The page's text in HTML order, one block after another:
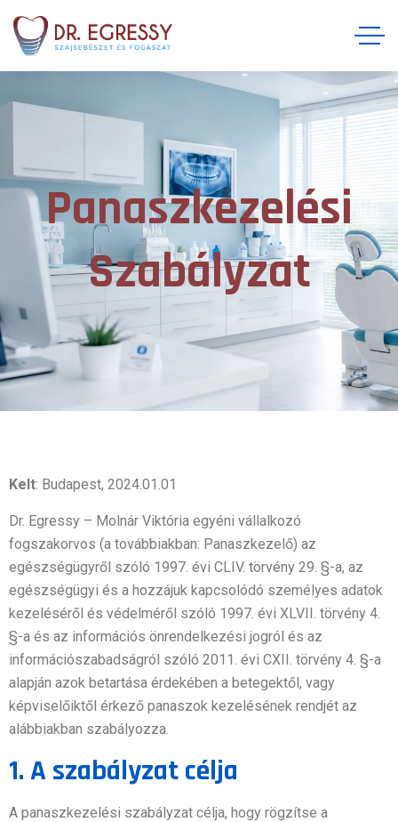
Panaszkezelési
Szabályzat
Kelt: Budapest, 2024.01.01
Dr. Egressy – Molnár Viktória egyéni vállalkozó
fogszakorvos (a továbbiakban: Panaszkezelő) az
egészségügyről szóló 1997. évi CLIV. törvény 29. §-a, az
egészségügyi és a hozzájuk kapcsolódó személyes adatok
kezeléséről és védelméről szóló 1997. évi XLVII. törvény 4.
§-a és az információs önrendelkezési jogról és az
információszabadságról szóló 2011. évi CXII. törvény 4. §-a
alapján azok betartása érdekében a betegektől, vagy
képviselőiktől érkező panaszok kezelésének rendjét az
alábbiakban szabályozza.
1. A szabályzat célja
A panaszkezelési szabályzat célja, hogy rögzítse a